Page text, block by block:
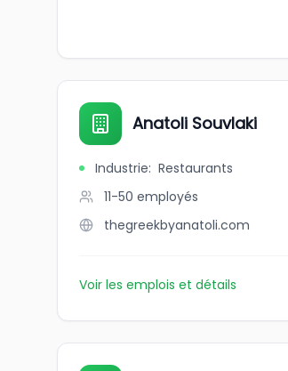
Anatoli Souvlaki
Industrie: Restaurants
11-50 employés
thegreekbyanatoli.com
Voir les emplois et détails